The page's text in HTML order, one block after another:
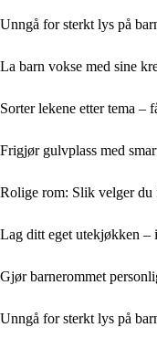
Unngå for sterkt lys på
La barn vokse med sine
Sorter lekene etter tema –
Frigjør gulvplass med
Rolige rom: Slik velger du
Lag ditt eget utekjøkken –
Gjør barnerommet
Unngå for sterkt lys på